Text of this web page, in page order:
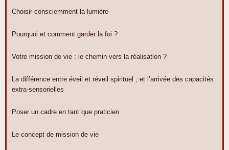
Choisir consciemment la lumière
Pourquoi et comment garder la foi ?
Votre mission de vie : le chemin vers la réalisation ?
La différence entre éveil et réveil spirituel ; et l’arrivée des capacités
extra-sensorielles
Poser un cadre en tant que praticien
Le concept de mission de vie